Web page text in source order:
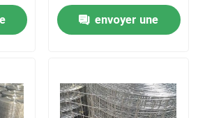
le
de construction
envoyer une